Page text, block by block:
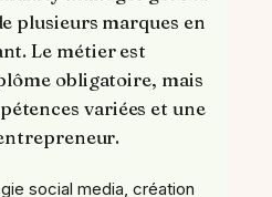
plusieurs marques en
Le métier est
obligatoire, mais
variées et une
social media, création